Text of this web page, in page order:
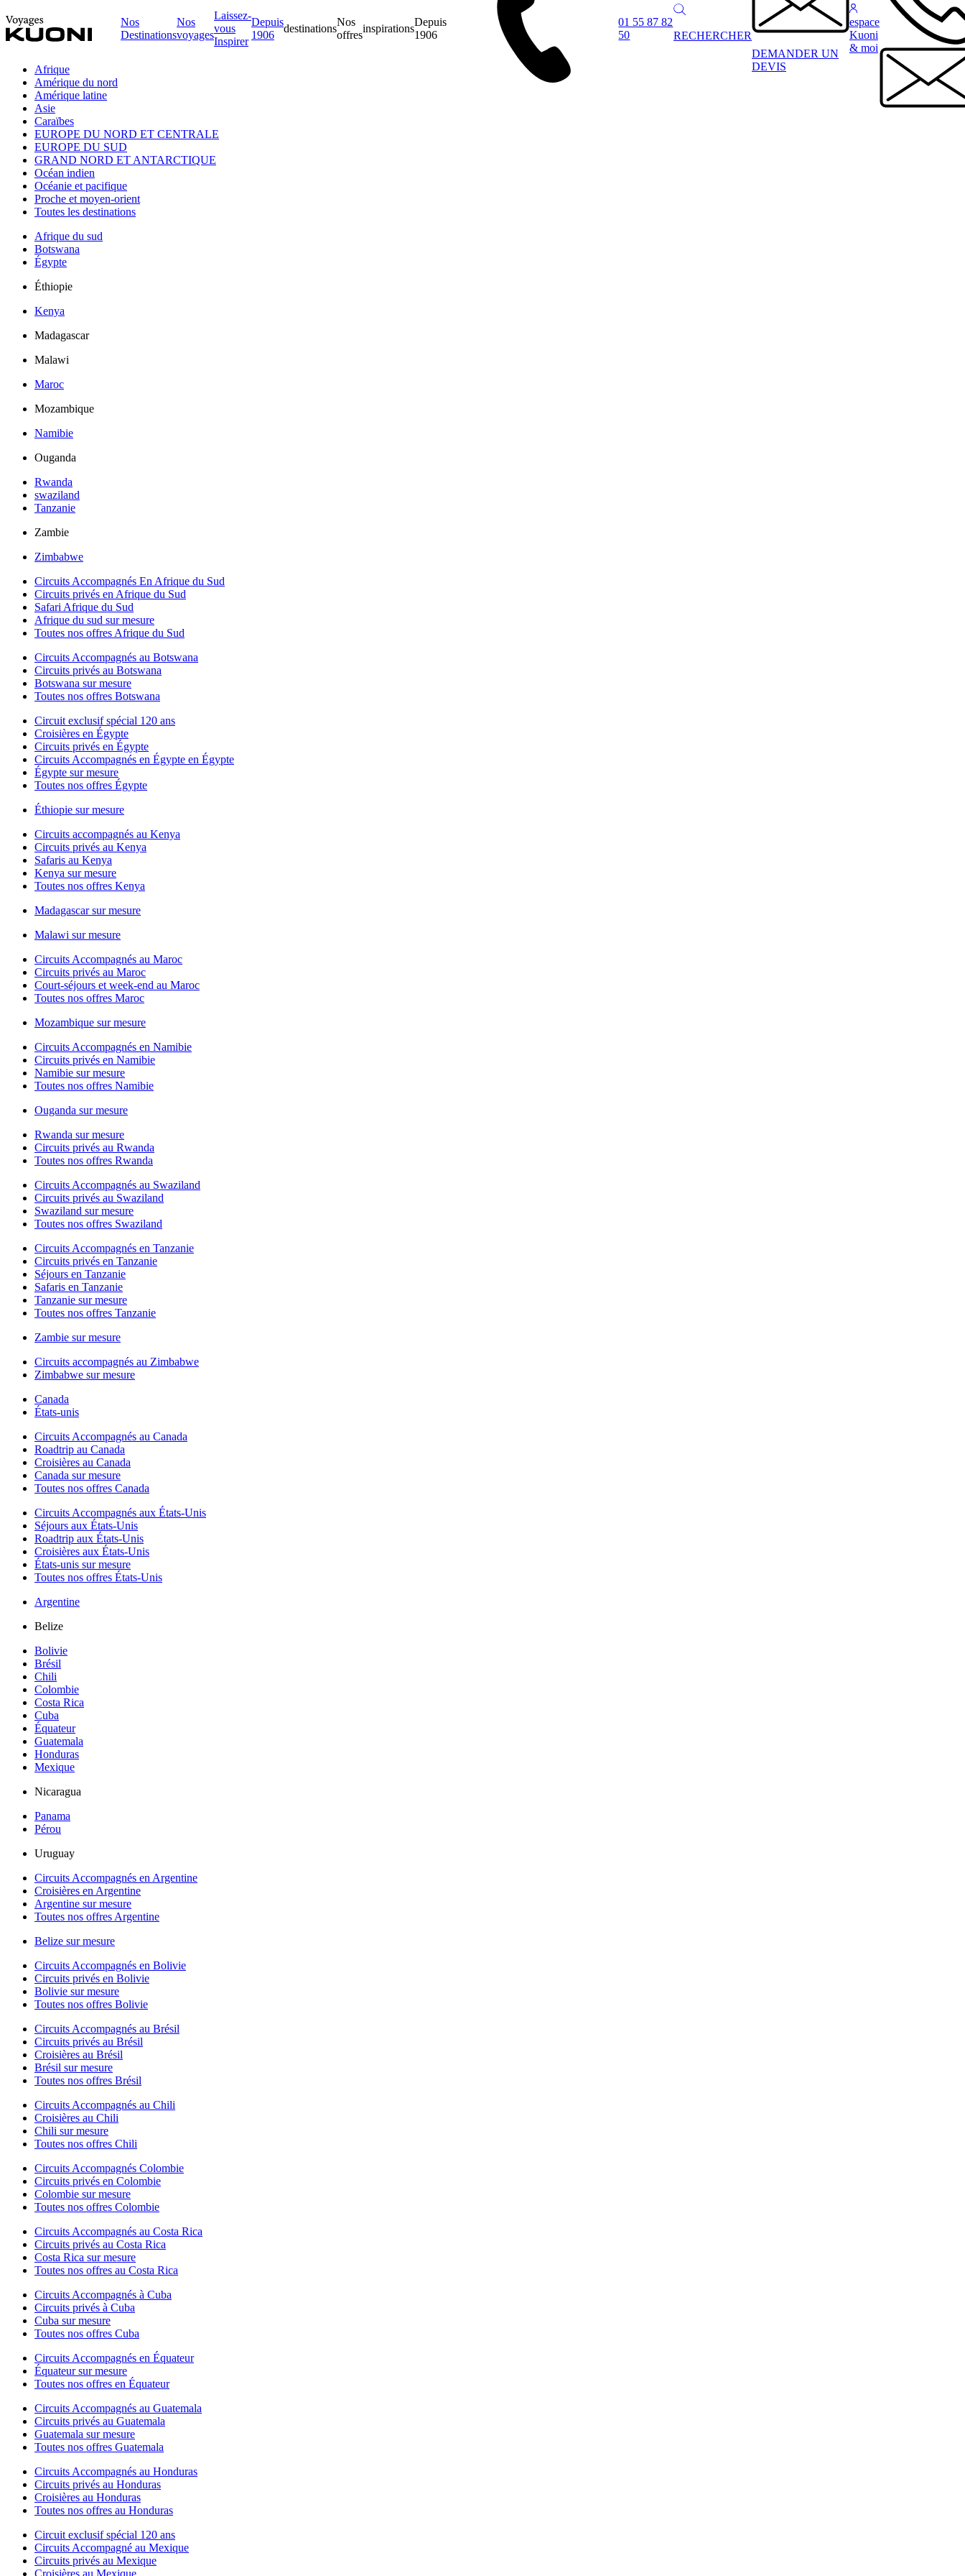
Nos
Destinations
Nos
voyages
Laissez-
vous
Inspirer
Depuis
1906
destinations
Nos
offres
inspirations
Depuis
1906
01 55 87 82
50
RECHERCHER
DEMANDER UN
DEVIS
espace
Kuoni
& moi
Afrique
Amérique du nord
Amérique latine
Asie
Caraïbes
EUROPE DU NORD ET CENTRALE
EUROPE DU SUD
GRAND NORD ET ANTARCTIQUE
Océan indien
Océanie et pacifique
Proche et moyen-orient
Toutes les destinations
Afrique du sud
Botswana
Égypte
Éthiopie
Kenya
Madagascar
Malawi
Maroc
Mozambique
Namibie
Ouganda
Rwanda
swaziland
Tanzanie
Zambie
Zimbabwe
Circuits Accompagnés En Afrique du Sud
Circuits privés en Afrique du Sud
Safari Afrique du Sud
Afrique du sud sur mesure
Toutes nos offres Afrique du Sud
Circuits Accompagnés au Botswana
Circuits privés au Botswana
Botswana sur mesure
Toutes nos offres Botswana
Circuit exclusif spécial 120 ans
Croisières en Égypte
Circuits privés en Égypte
Circuits Accompagnés en Égypte en Égypte
Égypte sur mesure
Toutes nos offres Égypte
Éthiopie sur mesure
Circuits accompagnés au Kenya
Circuits privés au Kenya
Safaris au Kenya
Kenya sur mesure
Toutes nos offres Kenya
Madagascar sur mesure
Malawi sur mesure
Circuits Accompagnés au Maroc
Circuits privés au Maroc
Court-séjours et week-end au Maroc
Toutes nos offres Maroc
Mozambique sur mesure
Circuits Accompagnés en Namibie
Circuits privés en Namibie
Namibie sur mesure
Toutes nos offres Namibie
Ouganda sur mesure
Rwanda sur mesure
Circuits privés au Rwanda
Toutes nos offres Rwanda
Circuits Accompagnés au Swaziland
Circuits privés au Swaziland
Swaziland sur mesure
Toutes nos offres Swaziland
Circuits Accompagnés en Tanzanie
Circuits privés en Tanzanie
Séjours en Tanzanie
Safaris en Tanzanie
Tanzanie sur mesure
Toutes nos offres Tanzanie
Zambie sur mesure
Circuits accompagnés au Zimbabwe
Zimbabwe sur mesure
Canada
États-unis
Circuits Accompagnés au Canada
Roadtrip au Canada
Croisières au Canada
Canada sur mesure
Toutes nos offres Canada
Circuits Accompagnés aux États-Unis
Séjours aux États-Unis
Roadtrip aux États-Unis
Croisières aux États-Unis
États-unis sur mesure
Toutes nos offres États-Unis
Argentine
Belize
Bolivie
Brésil
Chili
Colombie
Costa Rica
Cuba
Équateur
Guatemala
Honduras
Mexique
Nicaragua
Panama
Pérou
Uruguay
Circuits Accompagnés en Argentine
Croisières en Argentine
Argentine sur mesure
Toutes nos offres Argentine
Belize sur mesure
Circuits Accompagnés en Bolivie
Circuits privés en Bolivie
Bolivie sur mesure
Toutes nos offres Bolivie
Circuits Accompagnés au Brésil
Circuits privés au Brésil
Croisières au Brésil
Brésil sur mesure
Toutes nos offres Brésil
Circuits Accompagnés au Chili
Croisières au Chili
Chili sur mesure
Toutes nos offres Chili
Circuits Accompagnés Colombie
Circuits privés en Colombie
Colombie sur mesure
Toutes nos offres Colombie
Circuits Accompagnés au Costa Rica
Circuits privés au Costa Rica
Costa Rica sur mesure
Toutes nos offres au Costa Rica
Circuits Accompagnés à Cuba
Circuits privés à Cuba
Cuba sur mesure
Toutes nos offres Cuba
Circuits Accompagnés en Équateur
Équateur sur mesure
Toutes nos offres en Équateur
Circuits Accompagnés au Guatemala
Circuits privés au Guatemala
Guatemala sur mesure
Toutes nos offres Guatemala
Circuits Accompagnés au Honduras
Circuits privés au Honduras
Croisières au Honduras
Toutes nos offres au Honduras
Circuit exclusif spécial 120 ans
Circuits Accompagné au Mexique
Circuits privés au Mexique
Croisières au Mexique